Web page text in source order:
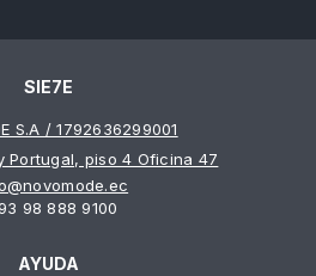
SIE7E
S.A / 1792636299001
Portugal, piso 4 Oficina 47
98 888 9100
AYUDA